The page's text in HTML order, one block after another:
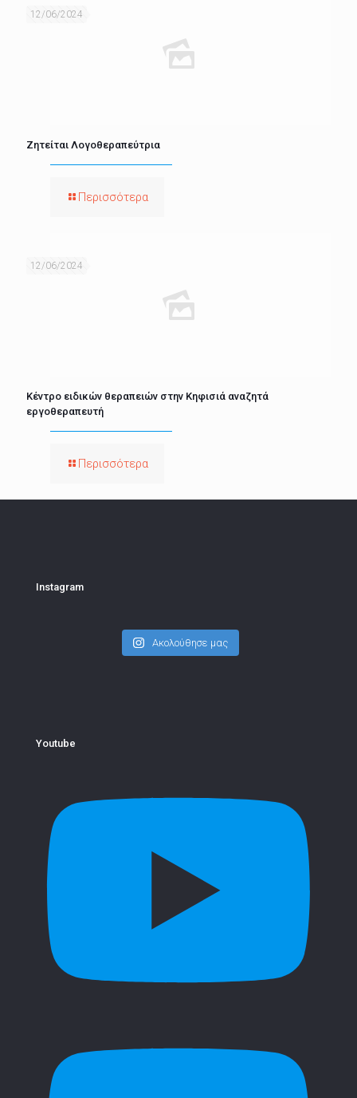
12/06/2024
Ζητείται Λογοθεραπεύτρια
Περισσότερα
12/06/2024
Κέντρο ειδικών θεραπειών στην Κηφισιά αναζητά
εργοθεραπευτή
Περισσότερα
Instagram
Ακολούθησε μας
Youtube